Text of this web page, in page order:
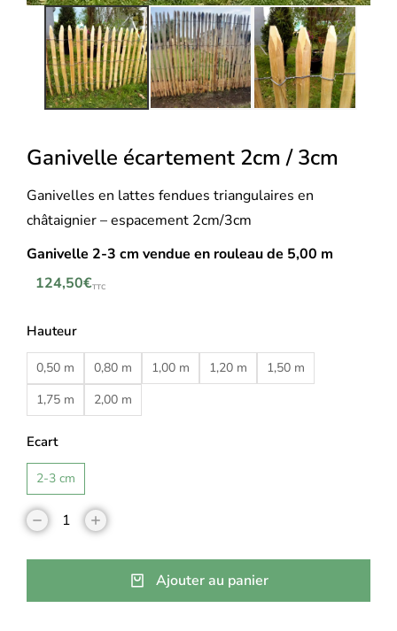
Ganivelle écartement 2cm / 3cm
Ganivelles en lattes fendues triangulaires en
châtaignier – espacement 2cm/3cm
Ganivelle 2-3 cm vendue en rouleau de 5,00 m
124,50€TTC
Hauteur
0,50 m 0,80 m 1,00 m 1,20 m
1,50 m
1,75 m
2,00 m
Ecart
2-3 cm
Ajouter au panier